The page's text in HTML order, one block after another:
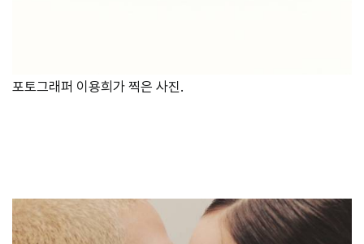
포토그래퍼 이용희가 찍은 사진.